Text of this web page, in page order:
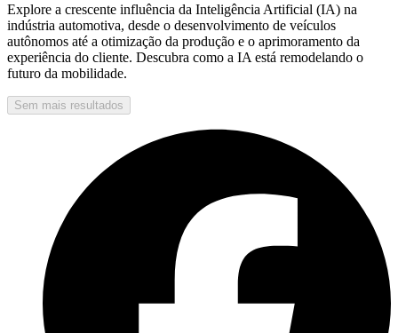
Explore a crescente influência da Inteligência Artificial (IA) na
indústria automotiva, desde o desenvolvimento de veículos
autônomos até a otimização da produção e o aprimoramento da
experiência do cliente. Descubra como a IA está remodelando o
futuro da mobilidade.
Sem mais resultados